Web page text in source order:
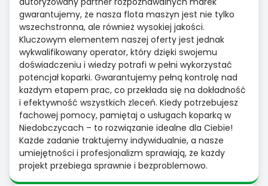
gwarantujemy, że nasza flota maszyn jest nie tylko
wszechstronna, ale również wysokiej jakości.
Kluczowym elementem naszej oferty jest jednak
wykwalifikowany operator, który dzięki swojemu
doświadczeniu i wiedzy potrafi w pełni wykorzystać
potencjał koparki. Gwarantujemy pełną kontrolę nad
każdym etapem prac, co przekłada się na dokładność
i efektywność wszystkich zleceń. Kiedy potrzebujesz
fachowej pomocy, pamiętaj o usługach koparką w
Niedobczycach – to rozwiązanie idealne dla Ciebie!
Każde zadanie traktujemy indywidualnie, a nasze
umiejętności i profesjonalizm sprawiają, że każdy
projekt przebiega sprawnie i bezproblemowo.